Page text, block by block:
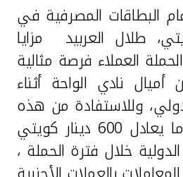
البطاقات المصرفية في
طلال العربيد مزايا
العملاء فرصة مثالية
نادي الواحة أثناء
وللاستفادة من هذه
الميزة يجب إنفاق ما يعادل 600 دينار كويتي
خلال فترة الحملة ،